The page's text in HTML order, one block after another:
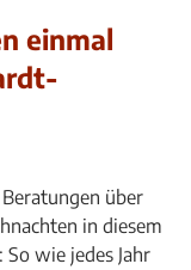
einmal
über
in diesem
wie jedes Jahr